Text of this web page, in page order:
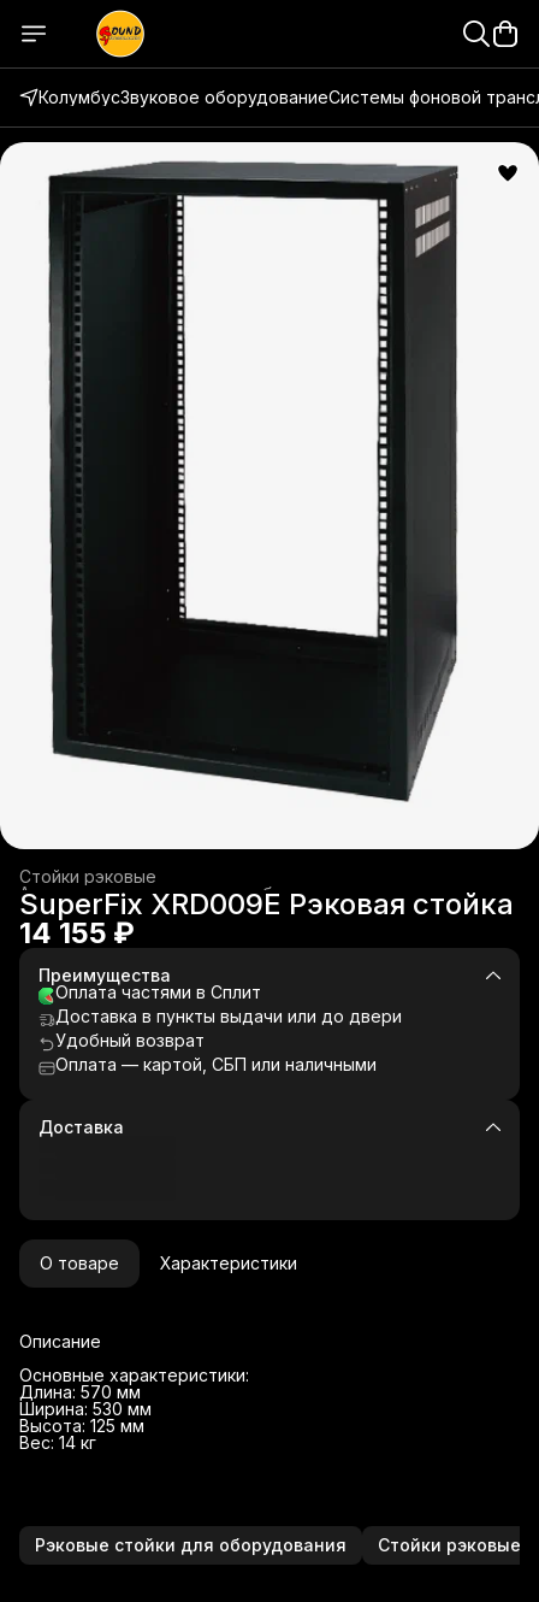
КолумбусЗвуковое оборудованиеСистемы фоновой
Стойки рэковые
Аксессуары для звукового оборудования
Звуковое оборудование ›
Главная ›
SuperFix XRD009E Рэковая стойка
14 155 ₽
Преимущества
Оплата частями в Сплит
Доставка в пункты выдачи или до двери
Удобный возврат
Оплата — картой, СБП или наличными
Доставка
О товаре Характеристики
Описание
Основные характеристики:
Длина: 570 мм
Ширина: 530 мм
Высота: 125 мм
Вес: 14 кг
Рэковые стойки для оборудования Стойки рэковые